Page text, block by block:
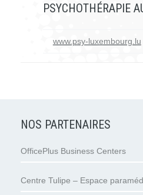
PSYCHOTHÉRAPIE
www.psy-luxembourg.lu
NOS PARTENAIRES
OfficePlus Business Centers
Centre Tulipe – Espace